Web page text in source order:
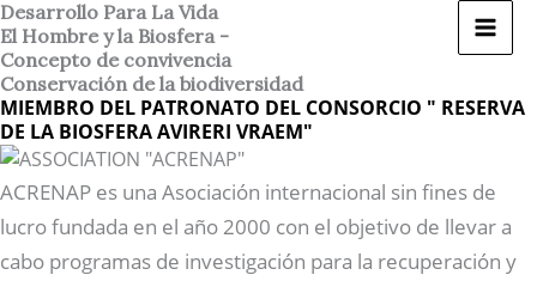
Ir
al
contenido
Desarrollo Para La Vida
El Hombre y la Biosfera -
Concepto de convivencia
Conservación de la biodiversidad
MIEMBRO DEL PATRONATO DEL CONSORCIO " RESERVA
DE LA BIOSFERA AVIRERI VRAEM"
ACRENAP es una Asociación internacional sin fines de
lucro fundada en el año 2000 con el objetivo de llevar a
cabo programas de investigación para la recuperación y